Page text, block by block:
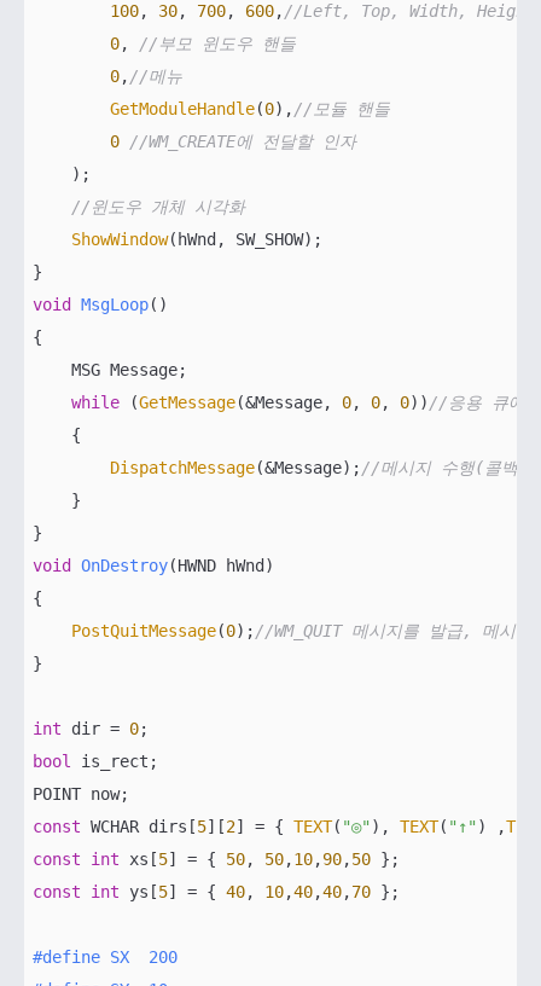
100, 30, 700, 600, //Left, Top, Width, Height
0,
//부모 윈도우 핸들
0, //메뉴
GetModuleHandle(0), //모듈 핸들
0
//WM_CREATE에 전달할 인자
    );
//윈도우 개체 시각화
ShowWindow(hWnd, SW_SHOW);
void
MsgLoop()
{
    MSG Message;
while (GetMessage(&Message, 0, 0, 0)) //응용 큐에
    {
DispatchMessage(&Message); //메시지 수행(콜백
    }
void
OnDestroy(HWND hWnd)
{
PostQuitMessage(0); //WM_QUIT 메시지를 발급, 메시
}
int dir = 0
bool
is_rect;
const WCHAR dirs[5][2] = { TEXT( "◎" ), TEXT( "↑" ) ,
const
int xs[5] = { 50, 50,10,90,50
const
int ys[5] = { 40, 10,40,40,70 };
#define SX  200